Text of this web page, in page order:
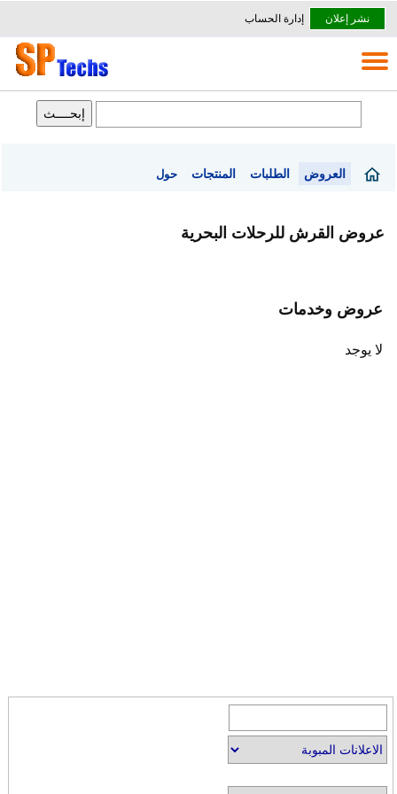
نشر إعلان إدارة الحساب
العروض الطلبات المنتجات حول
عروض القرش للرحلات البحرية
عروض وخدمات
لا يوجد